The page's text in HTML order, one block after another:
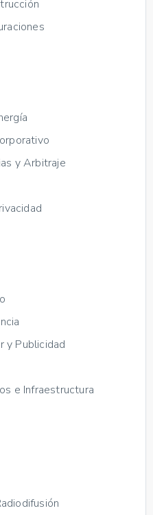
y Arbitraje
y Publicidad
e Infraestructura